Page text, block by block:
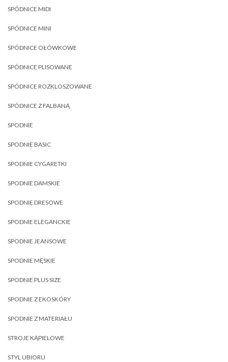
SPÓDNICE MIDI
SPÓDNICE MINI
SPÓDNICE OŁÓWKOWE
SPÓDNICE PLISOWANE
SPÓDNICE ROZKLOSZOWANE
SPÓDNICE Z FALBANĄ
SPODNIE
SPODNIE BASIC
SPODNIE CYGARETKI
SPODNIE DAMSKIE
SPODNIE DRESOWE
SPODNIE ELEGANCKIE
SPODNIE JEANSOWE
SPODNIE MĘSKIE
SPODNIE PLUS SIZE
SPODNIE Z EKOSKÓRY
SPODNIE Z MATERIAŁU
STROJE KĄPIELOWE
STYL UBIORU